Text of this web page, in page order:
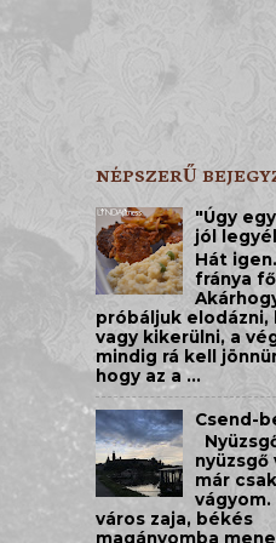
NÉPSZERŰ
"Úgy
jól
Hát
fránya
próbáljuk elodázni,
vagy kikerülni, a
mindig rá kell
hogy az a ...
Csend-
nyüzsgő
már
vágyom.
város zaja, békés
magányomba